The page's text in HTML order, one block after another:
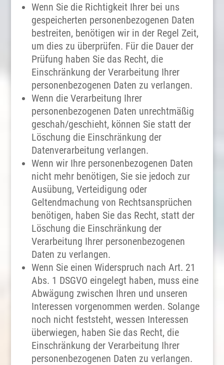
Wenn Sie die Richtigkeit Ihrer bei uns
gespeicherten personenbezogenen Daten
bestreiten, benötigen wir in der Regel Zeit,
um dies zu überprüfen. Für die Dauer der
Prüfung haben Sie das Recht, die
Einschränkung der Verarbeitung Ihrer
personenbezogenen Daten zu verlangen.
Wenn die Verarbeitung Ihrer
personenbezogenen Daten unrechtmäßig
geschah/geschieht, können Sie statt der
Löschung die Einschränkung der
Datenverarbeitung verlangen.
Wenn wir Ihre personenbezogenen Daten
nicht mehr benötigen, Sie sie jedoch zur
Ausübung, Verteidigung oder
Geltendmachung von Rechtsansprüchen
benötigen, haben Sie das Recht, statt der
Löschung die Einschränkung der
Verarbeitung Ihrer personenbezogenen
Daten zu verlangen.
Wenn Sie einen Widerspruch nach Art. 21
Abs. 1 DSGVO eingelegt haben, muss eine
Abwägung zwischen Ihren und unseren
Interessen vorgenommen werden. Solange
noch nicht feststeht, wessen Interessen
überwiegen, haben Sie das Recht, die
Einschränkung der Verarbeitung Ihrer
personenbezogenen Daten zu verlangen.